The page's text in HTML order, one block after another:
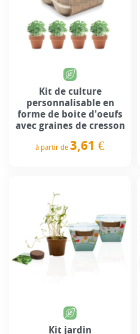
Kit de culture
personnalisable en
forme de boite d'oeufs
avec graines de cresson
à partir de 3,61 €
Kit jardin